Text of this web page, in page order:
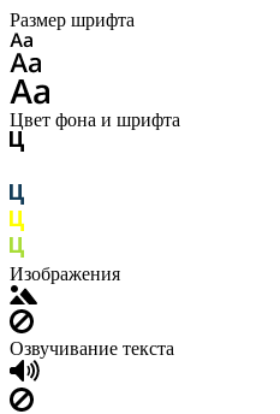
Размер шрифта
Цвет фона и шрифта
Изображения
Озвучивание текста